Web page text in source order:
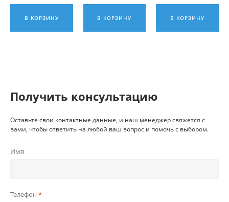
В КОРЗИНУ В КОРЗИНУ В КОРЗИНУ
Получить консультацию
Оставьте свои контактные данные, и наш менеджер свяжется с
вами, чтобы ответить на любой ваш вопрос и помочь с выбором.
Имя
Телефон